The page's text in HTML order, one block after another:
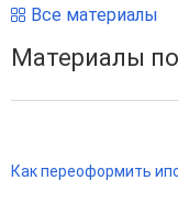
Все материалы
Материалы
Как переоформить